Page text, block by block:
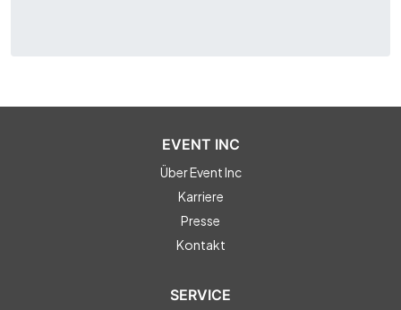
EVENT INC
Über Event Inc
Karriere
Presse
Kontakt
SERVICE